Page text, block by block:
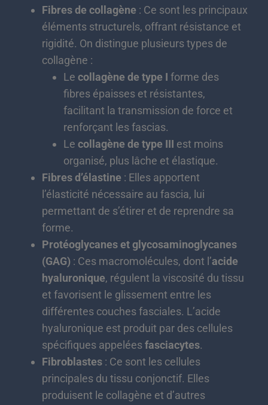
Fibres de collagène : Ce sont les principaux
éléments structurels, offrant résistance et
rigidité. On distingue plusieurs types de
collagène :
Le collagène de type I forme des
fibres épaisses et résistantes,
facilitant la transmission de force et
renforçant les fascias.
Le collagène de type III est moins
organisé, plus lâche et élastique.
Fibres d’élastine : Elles apportent
l’élasticité nécessaire au fascia, lui
permettant de s’étirer et de reprendre sa
forme.
Protéoglycanes et glycosaminoglycanes
(GAG) : Ces macromolécules, dont l’acide
hyaluronique, régulent la viscosité du tissu
et favorisent le glissement entre les
différentes couches fasciales. L’acide
hyaluronique est produit par des cellules
spécifiques appeléesfasciacytes.
Fibroblastes : Ce sont les cellules
principales du tissu conjonctif. Elles
produisent le collagène et d’autres